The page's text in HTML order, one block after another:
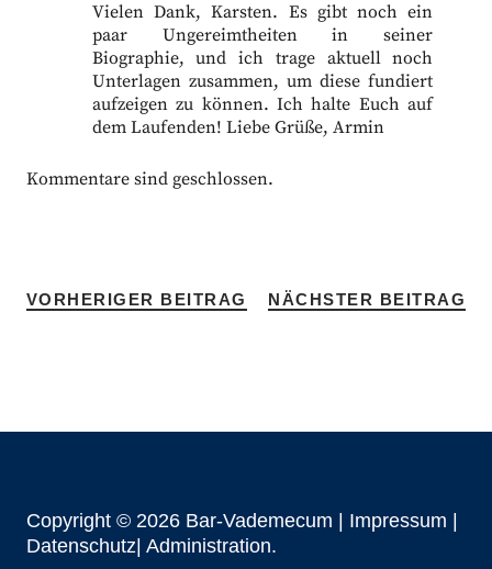
Vielen Dank, Karsten. Es gibt noch ein
paar Ungereimtheiten in seiner
Biographie, und ich trage aktuell noch
Unterlagen zusammen, um diese fundiert
aufzeigen zu können. Ich halte Euch auf
dem Laufenden! Liebe Grüße, Armin
Kommentare sind geschlossen.
VORHERIGER BEITRAG NÄCHSTER BEITRAG
Copyright © 2026 Bar-Vademecum | Impressum
Datenschutz| Administration